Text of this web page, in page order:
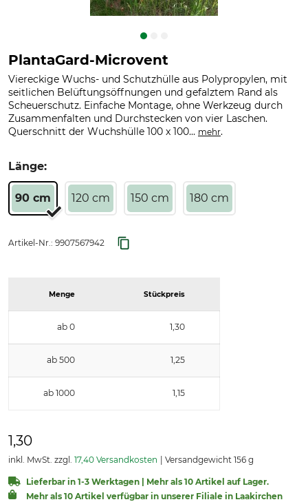
PlantaGard-Microvent
Viereckige Wuchs- und Schutzhülle aus Polypropylen, mit
seitlichen Belüftungsöffnungen und gefalztem Rand als
Scheuerschutz. Einfache Montage, ohne Werkzeug durch
Zusammenfalten und Durchstecken von vier Laschen.
Querschnitt der Wuchshülle 100 x 100... mehr.
Länge:
90 cm 120 cm 150 cm 180 cm
Artikel-Nr.: 9907567942
Menge Stückpreis
ab 0 1,30
ab 500 1,25
ab 1000 1,15
1,30
inkl. MwSt. zzgl. 17,40 Versandkosten Versandgewicht 156 g
Lieferbar in 1-3 Werktagen | Mehr als 10 Artikel auf Lager.
Mehr als 10 Artikel verfügbar in unserer Filiale in Laakirchen